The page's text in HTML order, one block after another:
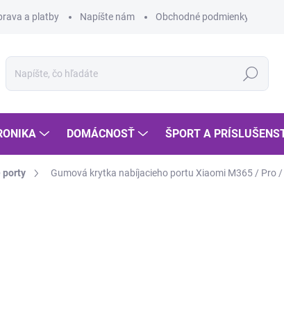
a platby Napíšte nám Obchodné podmienky
Hľadať
DOMÁCNOSŤ ŠPORT A
porty Gumová krytka nabíjacieho portu Xiaomi M365 / Pro /